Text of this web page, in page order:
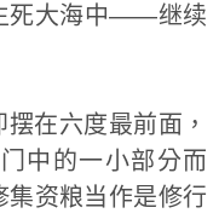
死大海中——继续
在六度最前面，
中的一小部分而
集资粮当作是修行